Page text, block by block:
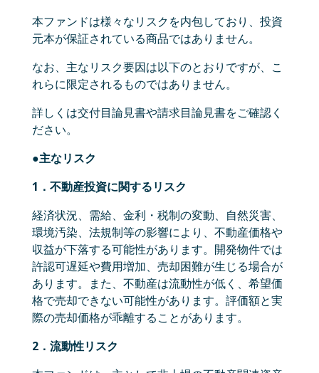
本ファンドは様々なリスクを内包しており、投資
元本が保証されている商品ではありません。
なお、主なリスク要因は以下のとおりですが、こ
れらに限定されるものではありません。
詳しくは交付目論見書や請求目論見書をご確認く
ださい。
●主なリスク
1．不動産投資に関するリスク
経済状況、需給、金利・税制の変動、自然災害、
環境汚染、法規制等の影響により、不動産価格や
収益が下落する可能性があります。開発物件では
許認可遅延や費用増加、売却困難が生じる場合が
あります。また、不動産は流動性が低く、希望価
格で売却できない可能性があります。評価額と実
際の売却価格が乖離することがあります。
2．流動性リスク